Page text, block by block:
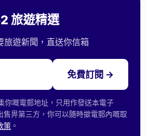
旅遊精選
遊新聞，直送你信箱
免費訂閱 →
你嘅電郵地址，只用作發送本電子
畀第三方，你可以隨時撳電郵內嘅取
策 。